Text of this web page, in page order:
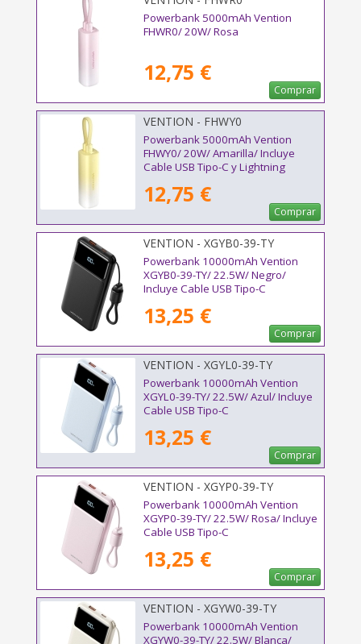
Powerbank 5000mAh Vention
FHWR0/ 20W/ Rosa
12,75 €
Comprar
VENTION - FHWY0
Powerbank 5000mAh Vention
FHWY0/ 20W/ Amarilla/ Incluye
Cable USB Tipo-C y Lightning
12,75 €
Comprar
VENTION - XGYB0-39-TY
Powerbank 10000mAh Vention
XGYB0-39-TY/ 22.5W/ Negro/
Incluye Cable USB Tipo-C
13,25 €
Comprar
VENTION - XGYL0-39-TY
Powerbank 10000mAh Vention
XGYL0-39-TY/ 22.5W/ Azul/ Incluye
Cable USB Tipo-C
13,25 €
Comprar
VENTION - XGYP0-39-TY
Powerbank 10000mAh Vention
XGYP0-39-TY/ 22.5W/ Rosa/ Incluye
Cable USB Tipo-C
13,25 €
Comprar
VENTION - XGYW0-39-TY
Powerbank 10000mAh Vention
XGYW0-39-TY/ 22.5W/ Blanca/